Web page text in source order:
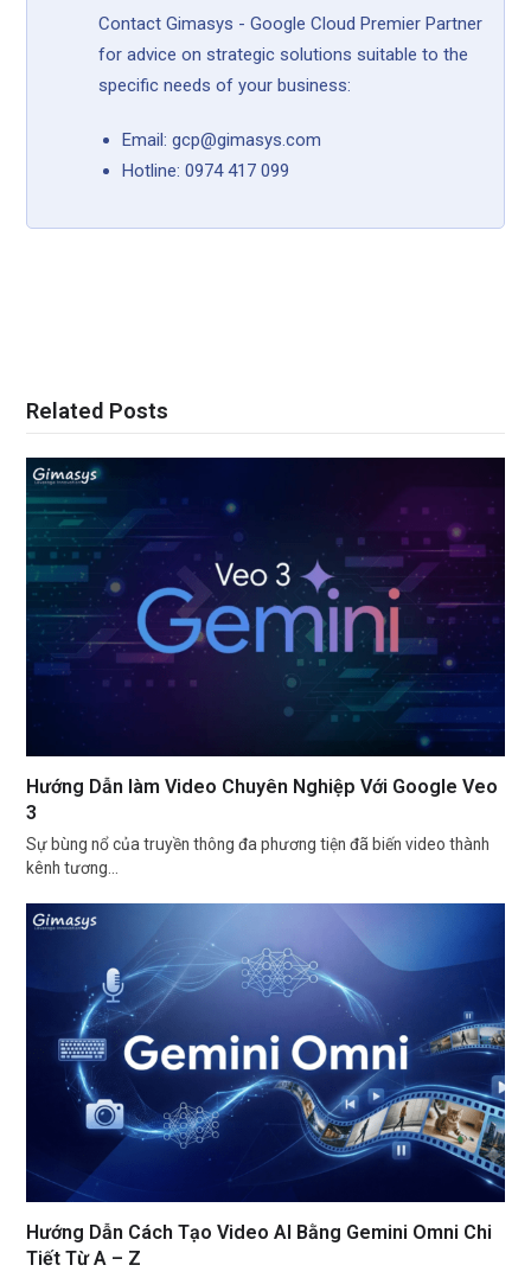
Contact Gimasys - Google Cloud Premier Partner
for advice on strategic solutions suitable to the
specific needs of your business:
Email: gcp@gimasys.com
Hotline: 0974 417 099
Related Posts
Hướng Dẫn làm Video Chuyên Nghiệp Với Google Veo
3
Sự bùng nổ của truyền thông đa phương tiện đã biến video thành
kênh tương…
Hướng Dẫn Cách Tạo Video AI Bằng Gemini Omni Chi
Tiết Từ A – Z